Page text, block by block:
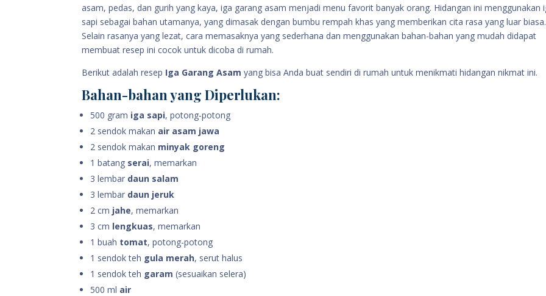
asam, pedas, dan gurih yang kaya, iga garang asam menjadi menu favorit banyak orang. Hidangan ini menggunakan
sapi sebagai bahan utamanya, yang dimasak dengan bumbu rempah khas yang memberikan cita rasa yang luar biasa.
Selain rasanya yang lezat, cara memasaknya yang sederhana dan menggunakan bahan-bahan yang mudah didapat
membuat resep ini cocok untuk dicoba di rumah.
Berikut adalah resep Iga Garang Asam yang bisa Anda buat sendiri di rumah untuk menikmati hidangan nikmat ini.
Bahan-bahan yang Diperlukan:
500 gram iga sapi, potong-potong
2 sendok makan air asam jawa
2 sendok makan minyak goreng
1 batang serai, memarkan
3 lembar daun salam
3 lembar daun jeruk
2 cm jahe, memarkan
3 cm lengkuas, memarkan
1 buah tomat, potong-potong
1 sendok teh gula merah, serut halus
1 sendok teh garam (sesuaikan selera)
500 ml air